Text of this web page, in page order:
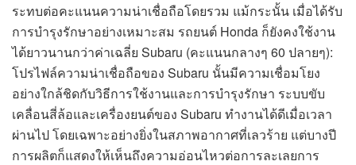
ระทบต่อคะแนนความน่าเชื่อถือโดยรวม แม้กระนั้น เมื่อได้รับ
การบำรุงรักษาอย่างเหมาะสม รถยนต์ Honda ก็ยังคงใช้งาน
ได้ยาวนานกว่าค่าเฉลี่ย Subaru (คะแนนกลางๆ 60 ปลายๆ):
โปรไฟล์ความน่าเชื่อถือของ Subaru นั้นมีความเชื่อมโยง
อย่างใกล้ชิดกับวิธีการใช้งานและการบำรุงรักษา ระบบขับ
เคลื่อนสี่ล้อและเครื่องยนต์ของ Subaru ทำงานได้ดีเมื่อเวลา
ผ่านไป โดยเฉพาะอย่างยิ่งในสภาพอากาศที่เลวร้าย แต่บางปี
การผลิตก็แสดงให้เห็นถึงความอ่อนไหวต่อการละเลยการ